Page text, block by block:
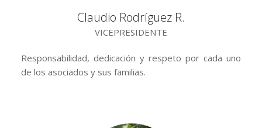
Claudio Rodríguez R.
VICEPRESIDENTE
Responsabilidad, dedicación y respeto por cada uno
de los asociados y sus familias.